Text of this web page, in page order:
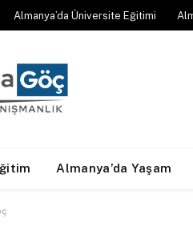
Almanya’da Üniversite Eğitimi
Almanya’da Yaşam